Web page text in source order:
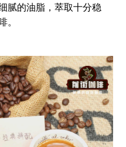
腻的油脂，萃取十分稳
。